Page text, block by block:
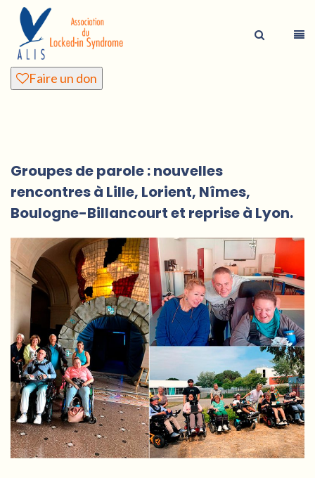
Faire un don
Groupes de parole : nouvelles
rencontres à Lille, Lorient, Nîmes,
Boulogne-Billancourt et reprise à Lyon.